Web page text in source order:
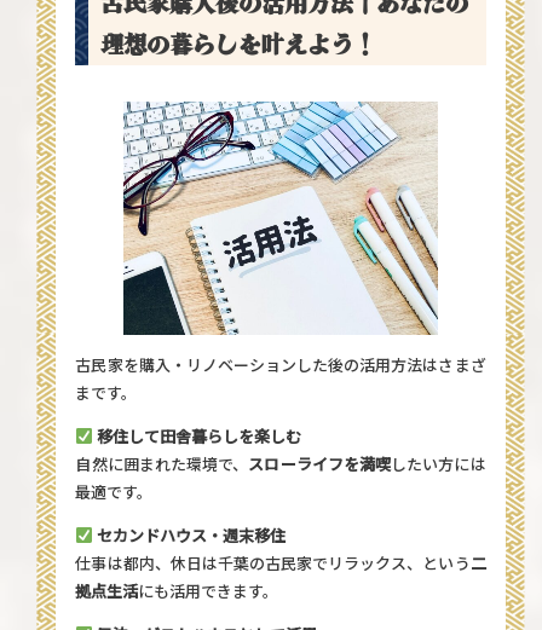
理想の暮らしを叶えよう！
古民家を購入・リノベーションした後の活用方法はさまざ
まです。
移住して田舎暮らしを楽しむ
自然に囲まれた環境で、 スローライフを満喫したい方には
最適です。
セカンドハウス・週末移住
仕事は都内、休日は千葉の古民家でリラックス、という二
拠点生活にも活用できます。